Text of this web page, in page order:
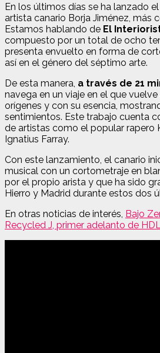
En los últimos días se ha lanzado
artista canario Borja Jiménez, más
Estamos hablando de El
compuesto por un total de ocho
presenta envuelto en forma de
así en el género del séptimo arte.
De esta manera, a través de 21
navega en un viaje en el que
orígenes y con su esencia,
sentimientos. Este trabajo cuenta
de artistas como el popular rapero
Ignatius Farray.
Con este lanzamiento, el canario
musical con un cortometraje en
por el propio arista y que ha sido
Hierro y Madrid durante estos dos
En otras noticias de interés, Bajo
Recycled J, primer adelanto de